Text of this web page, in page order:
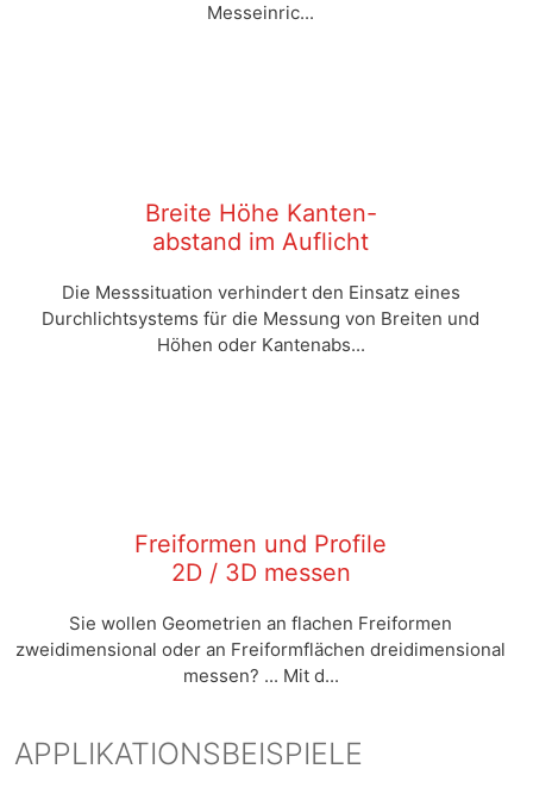
Messeinric...
Breite Höhe Kanten-
abstand im Auflicht
Die Messsituation verhindert den Einsatz eines
Durchlichtsystems für die Messung von Breiten und
Höhen oder Kantenabs...
Freiformen und Profile
2D / 3D messen
Sie wollen Geometrien an flachen Freiformen
zweidimensional oder an Freiformflächen dreidimensional
messen? ... Mit d...
APPLIKATIONSBEISPIELE